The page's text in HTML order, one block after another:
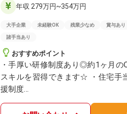
年収 279万円~354万円
大手企業 未経験OK 残業少なめ 賞与あり
諸手当あり
おすすめポイント
・手厚い研修制度あり◎約1ヶ月の
スキルを習得できます☆ ・住宅手
援制度…